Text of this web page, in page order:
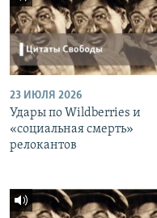
23 ИЮЛЯ 2026
Удары по Wildberries и
«социальная смерть»
релокантов